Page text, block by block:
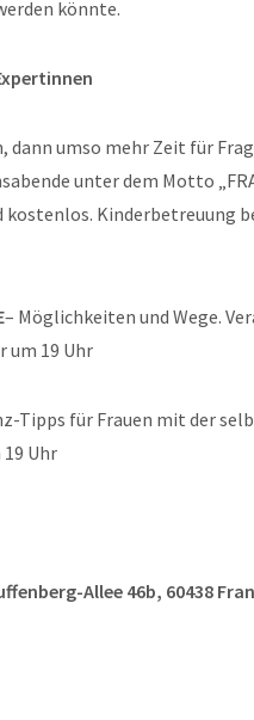
könnte.
umso mehr Zeit für
unter dem Motto
kostenlos. Kinderbetreuung
– Möglichkeiten und Wege.
um 19 Uhr
Tipps für Frauen mit der
19 Uhr
Allee 46b, 60438